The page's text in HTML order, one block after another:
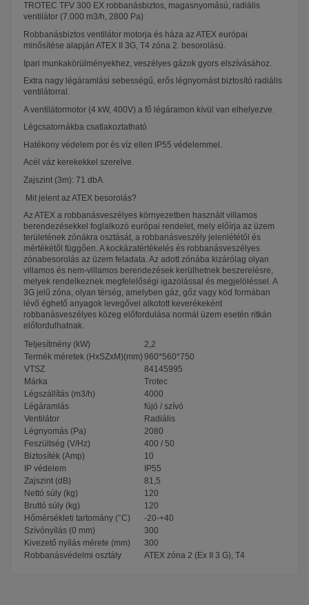
TROTEC TFV 300 EX robbanásbiztos, magasnyomású, radiális
ventilátor (7.000 m3/h, 2800 Pa)
Robbanásbiztos ventilátor motorja és háza az ATEX európai
minősítése alapján ATEX II 3G, T4 zóna 2. besorolású.
Ipari munkakörülményekhez, veszélyes gázok gyors elszívásához.
Extra nagy légáramlási sebességű, erős légnyomást biztosító radiális
ventilátorral.
A ventilátormotor (4 kW, 400V) a fő légáramon kívül van elhelyezve.
Légcsatornákba csatlakoztatható
Hatékony védelem por és víz ellen IP55 védelemmel.
Acél váz kerekekkel szerelve.
Zajszint (3m): 71 dbA.
Mit jelent az ATEX besorolás?
Az ATEX a robbanásveszélyes környezetben használt villamos
berendezésekkel foglalkozó európai rendelet, mely előírja az üzem
területének zónákra osztását, a robbanásveszély jelenlététől és
mértékétől függően. A kockázatértékelés és robbanásveszélyes
zónabesorolás az üzem feladata. Az adott zónába kizárólag olyan
villamos és nem-villamos berendezések kerülhetnek beszerelésre,
melyek rendelkeznek megfelelőségi igazolással és megjelöléssel. A
3G jelű zóna, olyan térség, amelyben gáz, gőz vagy köd formában
lévő éghető anyagok levegővel alkotott keverékeként
robbanásveszélyes közeg előfordulása normál üzem esetén ritkán
előfordulhatnak.
Teljesítmény (kW)
2,2
Termék méretek (HxSZxM)(mm) 960*560*750
VTSZ
84145995
Márka
Trotec
Légszállítás (m3/h)
4000
Légáramlás
fújó / szívó
Ventilátor
Radiális
Légnyomás (Pa)
2080
Feszültség (V/Hz)
400 / 50
Biztosíték (Amp)
10
IP védelem
IP55
Zajszint (dB)
81,5
Nettó súly (kg)
120
Bruttó súly (kg)
120
Hőmérsékleti tartomány (°C)
-20-+40
Szívónyílás (0 mm)
300
Kivezető nyílás mérete (mm)
300
Robbanásvédelmi osztály
ATEX zóna 2 (Ex II 3 G), T4